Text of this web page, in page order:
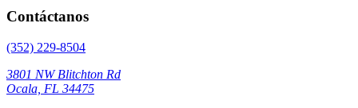
Contáctanos
(352) 229-8504
3801 NW Blitchton Rd
Ocala, FL 34475